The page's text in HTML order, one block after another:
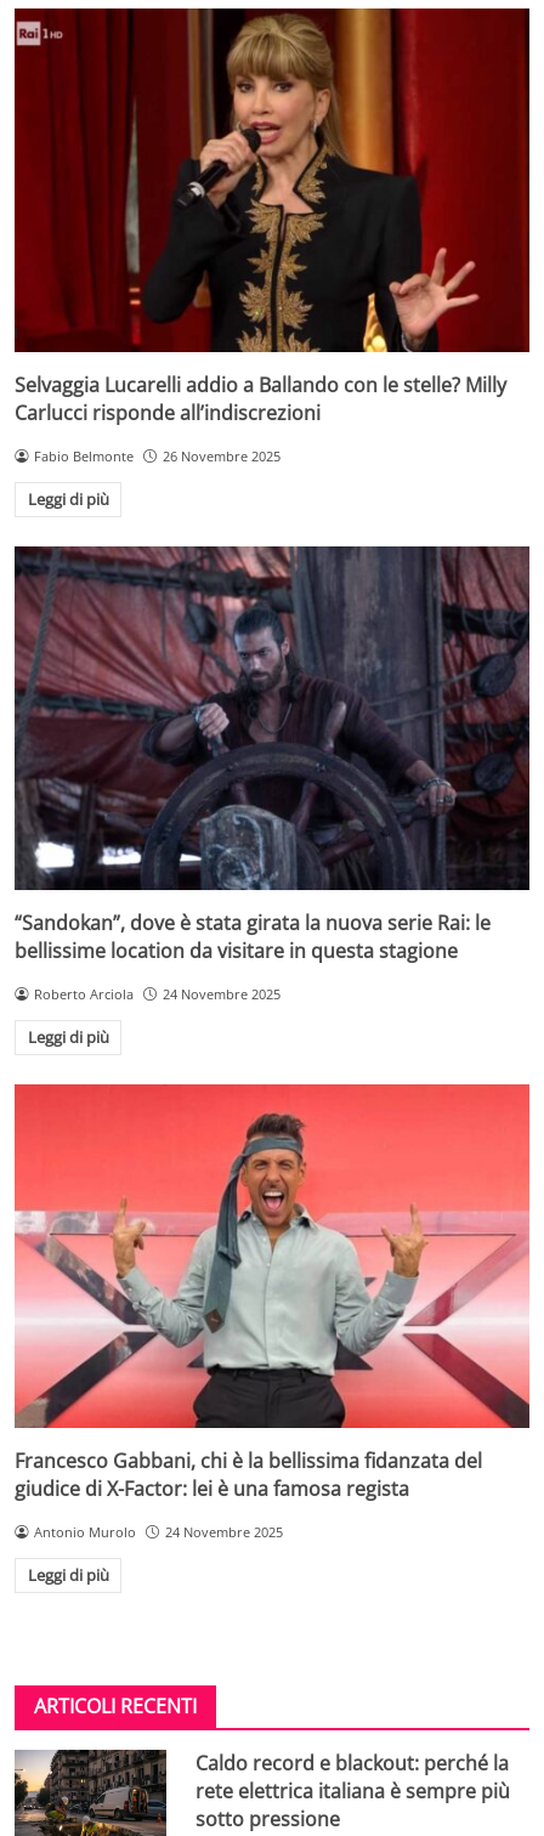
Selvaggia Lucarelli addio a Ballando con le stelle? Milly
Carlucci risponde all’indiscrezioni
Fabio Belmonte 26 Novembre 2025
Leggi di più
“Sandokan”, dove è stata girata la nuova serie Rai: le
bellissime location da visitare in questa stagione
Roberto Arciola 24 Novembre 2025
Leggi di più
Francesco Gabbani, chi è la bellissima fidanzata del
giudice di X-Factor: lei è una famosa regista
Antonio Murolo 24 Novembre 2025
Leggi di più
ARTICOLI RECENTI
Caldo record e blackout: perché la
rete elettrica italiana è sempre più
sotto pressione